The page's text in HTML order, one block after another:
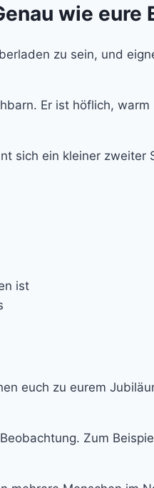
wie eure
zu sein, und
Er ist höflich,
sich ein kleiner zweiter
ist
euch zu eurem
Zum